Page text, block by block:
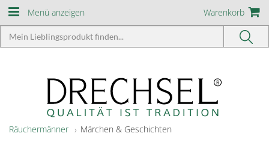
Menü anzeigen Warenkorb
Räuchermänner Märchen & Geschichten